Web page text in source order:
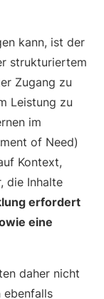
kann, ist der
strukturiertem
Zugang zu
Leistung zu
im
of Need)
Kontext,
die Inhalte
erfordert
eine
daher nicht
ebenfalls